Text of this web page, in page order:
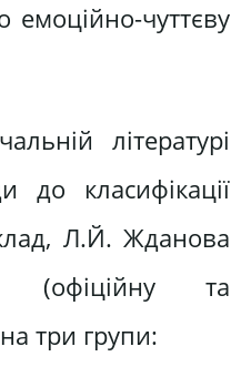
емоційно-чуттєву
літературі
до класифікації
Л.Й. Жданова
(офіційну та
три групи: